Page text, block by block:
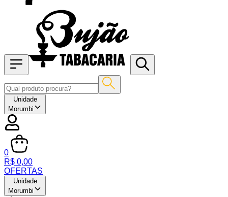
Unidade
Morumbi
0
R$ 0,00
OFERTAS
Unidade
Morumbi